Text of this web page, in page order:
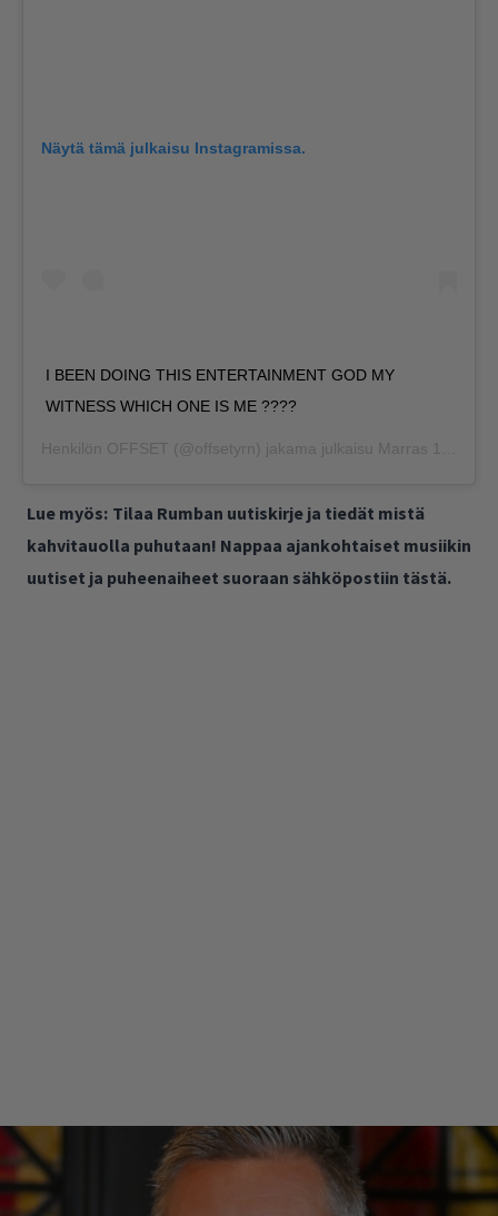
Näytä tämä julkaisu Instagramissa.
I BEEN DOING THIS ENTERTAINMENT GOD MY
WITNESS WHICH ONE IS ME ????
Henkilön OFFSET (@offsetyrn) jakama julkaisu Marras 18, 2018 kello 2.57 PST
Lue myös: Tilaa Rumban uutiskirje ja tiedät mistä
kahvitauolla puhutaan! Nappaa ajankohtaiset musiikin
uutiset ja puheenaiheet suoraan sähköpostiin tästä.